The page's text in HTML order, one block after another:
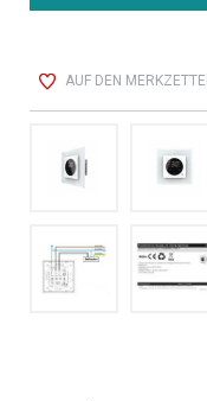
AUF DEN MERKZETTEL